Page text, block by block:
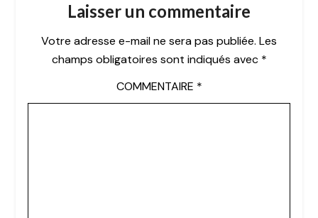
Laisser un commentaire
Votre adresse e-mail ne sera pas publiée. Les
champs obligatoires sont indiqués avec *
COMMENTAIRE *